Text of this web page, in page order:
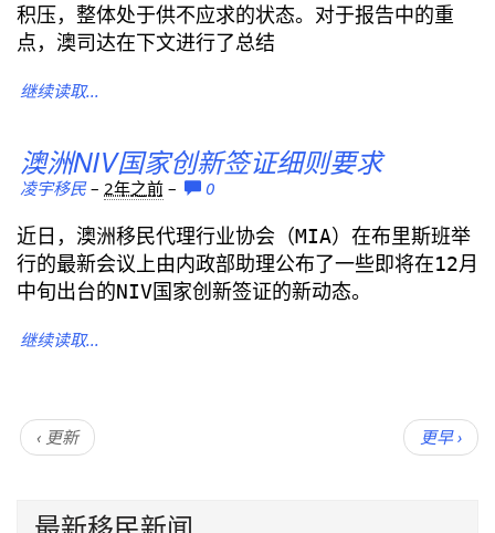
积压，整体处于供不应求的状态。对于报告中的重
点，澳司达在下文进行了总结
继续读取...
澳洲NIV国家创新签证细则要求
凌宇移民– 2年之前 – 0
近日，澳洲移民代理行业协会（MIA）在布里斯班举
行的最新会议上由内政部助理公布了一些即将在12月
中旬出台的NIV国家创新签证的新动态。
继续读取...
‹ 更新 更早 ›